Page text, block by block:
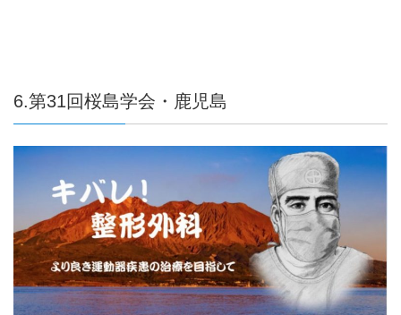
6.第31回桜島学会・鹿児島